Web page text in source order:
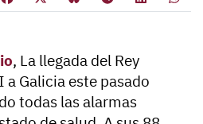
, La llegada del Rey
Galicia este pasado
todas las alarmas